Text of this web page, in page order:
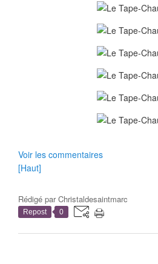
Voir les commentaires
[Haut]
Rédigé parChristaldesaintmarc
Repost 0